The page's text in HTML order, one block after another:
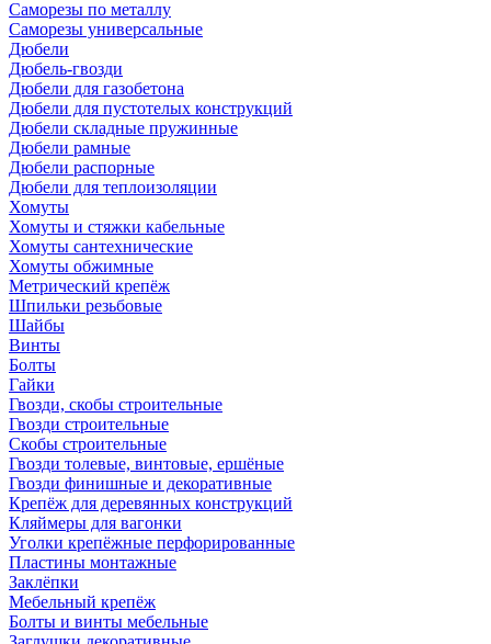
Саморезы по металлу
Саморезы универсальные
Дюбели
Дюбель-гвозди
Дюбели для газобетона
Дюбели для пустотелых конструкций
Дюбели складные пружинные
Дюбели рамные
Дюбели распорные
Дюбели для теплоизоляции
Хомуты
Хомуты и стяжки кабельные
Хомуты сантехнические
Хомуты обжимные
Метрический крепёж
Шпильки резьбовые
Шайбы
Винты
Болты
Гайки
Гвозди, скобы строительные
Гвозди строительные
Скобы строительные
Гвозди толевые, винтовые, ершёные
Гвозди финишные и декоративные
Крепёж для деревянных конструкций
Кляймеры для вагонки
Уголки крепёжные перфорированные
Пластины монтажные
Заклёпки
Мебельный крепёж
Болты и винты мебельные